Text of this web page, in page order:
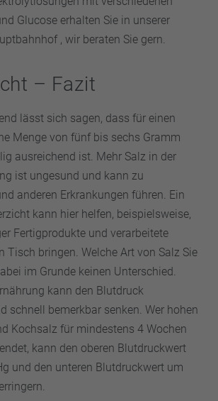
Glucose erhalten Sie in unserer
, wir beraten Sie gern.
– Fazit
lässt sich sagen, dass für einen
Menge von fünf bis sechs Gramm
ausreichend ist. Mehr Salz in der
ist ungesund und kann zu
anderen Erkrankungen führen. Ein
kann hier helfen, beispielsweise,
Fertigprodukte und verarbeitete
Tisch bringen. Welche Art von Salz Sie
im Grunde keinen Unterschied.
kann den Blutdruck
schnell bemerkbar senken. Wer hohen
Kochsalz für mindestens 4 Wochen
kann den oberen Blutdruckwert
und den unteren Blutdruckwert um